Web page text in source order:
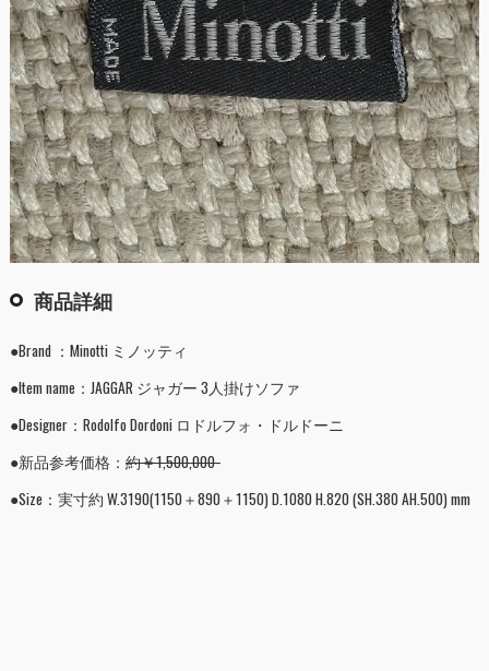
商品詳細
●Brand ：Minotti ミノッティ
●Item name：JAGGAR ジャガー 3人掛けソファ
●Designer：Rodolfo Dordoni ロドルフォ・ドルドーニ
●新品参考価格： 約￥1,500,000-
●Size：実寸約 W.3190(1150＋890＋1150) D.1080 H.820 (SH.380 AH.500) mm